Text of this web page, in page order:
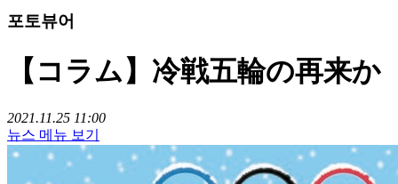
포토뷰어
【コラム】冷戦五輪の再来か
2021.11.25 11:00
뉴스 메뉴 보기